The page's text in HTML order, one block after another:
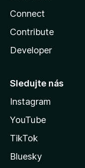
Connect
Contribute
Developer
Sledujte nás
Instagram
YouTube
TikTok
Bluesky